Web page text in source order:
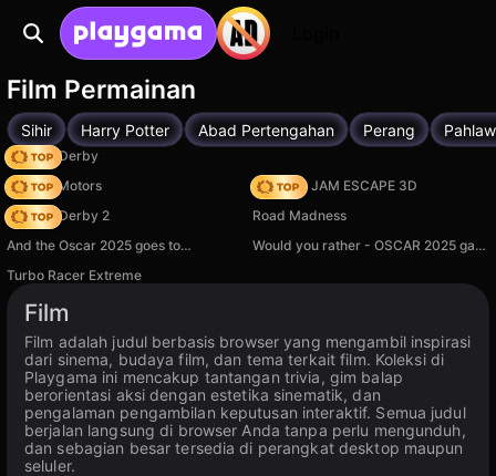
Film Permainan
Sihir Harry Potter Abad Pertengahan Perang
Zombie Derby
Bouncy Motors
TRAFFIC JAM ESCAPE 3D
Zombie Derby 2
Road Madness
And the Oscar 2025 goes to…
Would you rather - OSCAR 2025 game
Tersedia di PC
Turbo Racer Extreme
Film
Film adalah judul berbasis browser yang mengambil inspirasi
dari sinema, budaya film, dan tema terkait film. Koleksi di
Playgama ini mencakup tantangan trivia, gim balap
berorientasi aksi dengan estetika sinematik, dan
pengalaman pengambilan keputusan interaktif. Semua judul
berjalan langsung di browser Anda tanpa perlu mengunduh,
dan sebagian besar tersedia di perangkat desktop maupun
seluler.